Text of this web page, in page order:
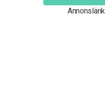
Annonslänk